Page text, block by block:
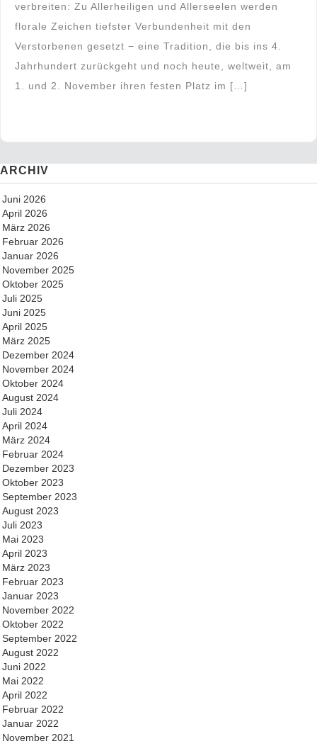
verbreiten: Zu Allerheiligen und Allerseelen werden
florale Zeichen tiefster Verbundenheit mit den
Verstorbenen gesetzt − eine Tradition, die bis ins 4.
Jahrhundert zurückgeht und noch heute, weltweit, am
1. und 2. November ihren festen Platz im […]
ARCHIV
Juni 2026
April 2026
März 2026
Februar 2026
Januar 2026
November 2025
Oktober 2025
Juli 2025
Juni 2025
April 2025
März 2025
Dezember 2024
November 2024
Oktober 2024
August 2024
Juli 2024
April 2024
März 2024
Februar 2024
Dezember 2023
Oktober 2023
September 2023
August 2023
Juli 2023
Mai 2023
April 2023
März 2023
Februar 2023
Januar 2023
November 2022
Oktober 2022
September 2022
August 2022
Juni 2022
Mai 2022
April 2022
Februar 2022
Januar 2022
November 2021